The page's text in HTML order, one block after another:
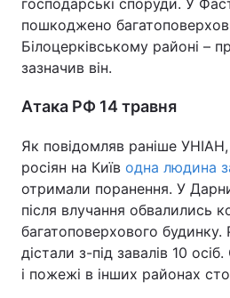
господарські споруди. У
пошкоджено
Білоцерківському районі –
зазначив він.
Атака РФ 14 травня
Як повідомляв раніше УНІАН,
росіян на Київ одна людина
отримали поранення. У
після влучання обвалились
багатоповерхового будинку.
дістали з-під завалів 10
і пожежі в інших районах